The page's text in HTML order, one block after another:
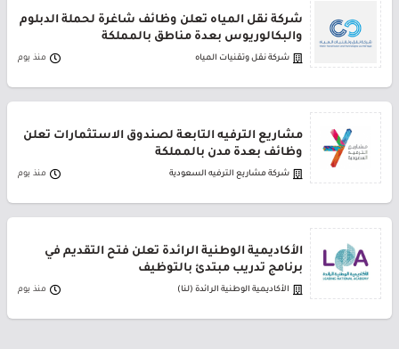
شركة نقل المياه تعلن وظائف شاغرة لحملة الدبلوم
والبكالوريوس بعدة مناطق بالمملكة
شركة نقل وتقنيات المياه منذ يوم
مشاريع الترفيه التابعة لصندوق الاستثمارات تعلن
وظائف بعدة مدن بالمملكة
شركة مشاريع الترفيه السعودية منذ يوم
الأكاديمية الوطنية الرائدة تعلن فتح التقديم في
برنامج تدريب مبتدئ بالتوظيف
الأكاديمية الوطنية الرائدة (لنا) منذ يوم